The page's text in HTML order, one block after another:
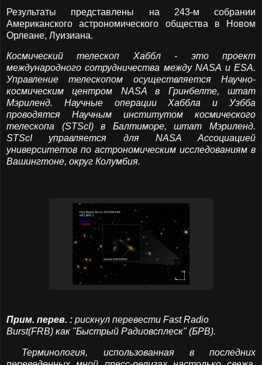
Результаты представлены на 243-м собрании
Американского астрономического общества в Новом
Орлеане, Луизиана.
Космический телескоп Хаббл - это проект
международного сотрудничества между NASA и ESA.
Управление телескопом осуществляется Научно-
космическим центром NASA в Гринбелте, штат
Мэриленд. Научные операции Хаббла и Уэбба
проводятся Научным институтом космического
телескопа (STScI) в Балтиморе, штат Мэриленд.
STScI управляется для NASA Ассоциацией
университетов по астрономическим исследованиям в
Вашингтоне, округ Колумбия.
Прим. перев. : рискнул перевести Fast Radio
Burst(FRB) как "Быстрый Радиовсплеск" (БРВ).
Терминология, использованная в последних